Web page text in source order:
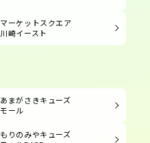
マーケットスクエア
川崎イースト
あまがさきキューズ
モール
もりのみやキューズ